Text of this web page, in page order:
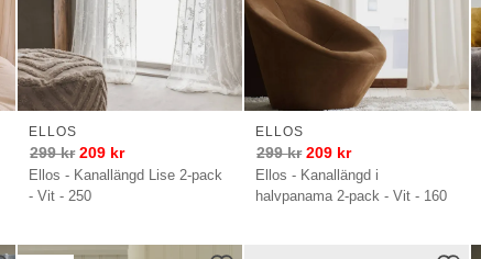
Ellos - Kanallängd Lise 2-pack
- Vit - 250
ELLOS
299kr 209 kr
Ellos - Kanallängd i
halvpanama 2-pack - Vit - 160
ELLOS
299kr 209 kr